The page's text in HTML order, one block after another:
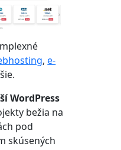
,e-
WordPress
bežia na
pod
skúsených